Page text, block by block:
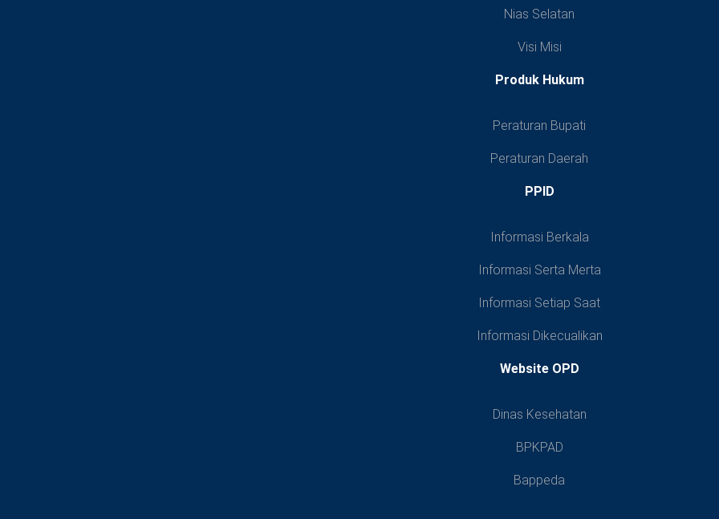
Nias Selatan
Visi Misi
Produk Hukum
Peraturan Bupati
Peraturan Daerah
PPID
Informasi Berkala
Informasi Serta Merta
Informasi Setiap Saat
Informasi Dikecualikan
Website OPD
Dinas Kesehatan
BPKPAD
Bappeda